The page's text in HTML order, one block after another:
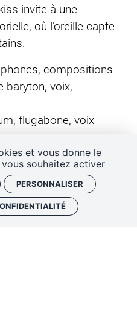
et vous donne le
souhaitez activer
PERSONNALISER
invite à une
où l’oreille capte
compositions
baryton, voix,
flugabone, voix